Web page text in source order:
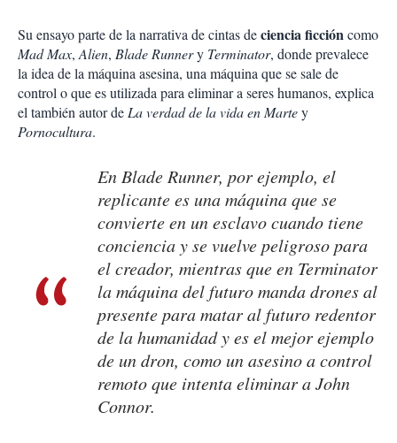
Su ensayo parte de la narrativa de cintas deciencia ficcióncomo
Mad Max,Alien, Blade Runnery Terminator, donde prevalece
la idea de la máquina asesina, una máquina que se sale de
control o que es utilizada para eliminar a seres humanos, explica
el también autor deLa verdad de la vida en Martey
Pornocultura.
EnBlade Runner, por ejemplo, el
replicante es una máquina que se
convierte en un esclavo cuando tiene
conciencia y se vuelve peligroso para
el creador, mientras que en Terminator
la máquina del futuro manda drones al
presente para matar al futuro redentor
de la humanidad y es el mejor ejemplo
de un dron, como un asesino a control
remoto que intenta eliminar a John
Connor.